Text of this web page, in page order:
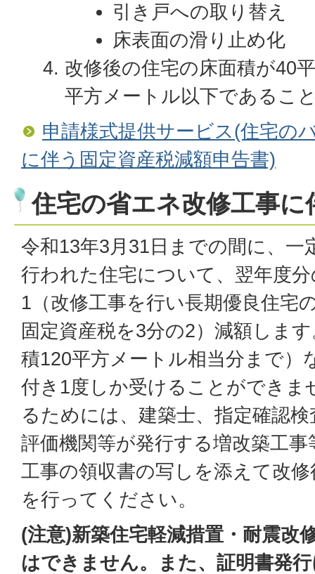
引き戸への取り替え
床表面の滑り止め化
改修後の住宅の床面積が40
平方メートル以下であるこ
申請様式提供サービス(住宅の
に伴う固定資産税減額申告書)
住宅の省エネ改修工事に
令和13年3月31日までの間に、一
行われた住宅について、翌年度
1（改修工事を行い長期優良住宅
固定資産税を3分の2）減額しま
積120平方メートル相当分まで）
付き1度しか受けることができま
るためには、建築士、指定確認
評価機関等が発行する増改築工
工事の領収書の写しを添えて改
を行ってください。
(注意)新築住宅軽減措置・耐震改
はできません。また、証明書発